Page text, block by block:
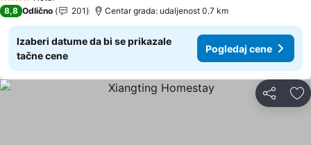
4 Zvezdice
8,8 Odlično 201 Centar grada: udaljenost 0.7 km
Izaberi datume da bi se prikazale
tačne cene
Pogledaj cene
Deli